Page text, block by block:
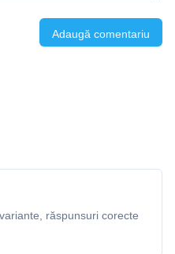
Adaugă comentariu
răspunsuri corecte